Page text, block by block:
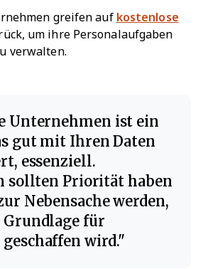
greifen auf kostenlose
um ihre Personalaufgaben
verwalten.
Unternehmen ist ein
gut mit Ihren Daten
essenziell.
sollten Priorität haben
Nebensache werden,
für
wird.